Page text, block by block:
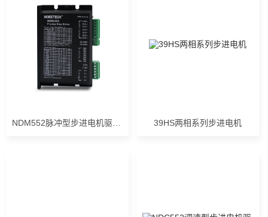
NDM552脉冲型步进电机驱动器 39HS两相系列步进电机